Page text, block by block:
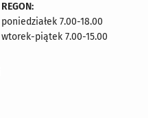
REGON:
poniedziałek 7.00-18.00
wtorek-piątek 7.00-15.00